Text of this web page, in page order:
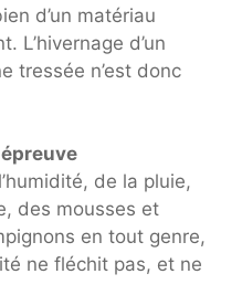
d’un matériau
L’hivernage d’un
tressée n’est donc
de la pluie,
des mousses et
en tout genre,
ne fléchit pas, et ne